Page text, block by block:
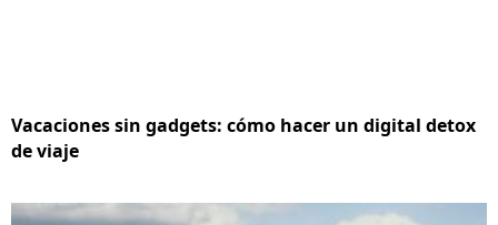
Vacaciones sin gadgets: cómo hacer un digital detox
de viaje